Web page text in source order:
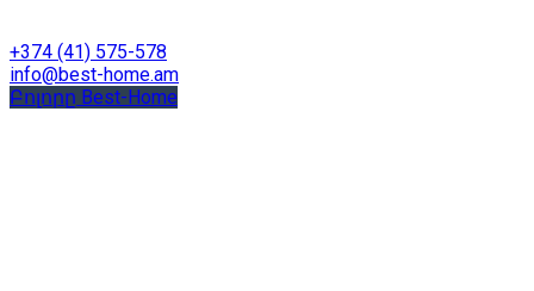
+374 (41) 575-578
info@best-home.am
Բոլորը Best-Home